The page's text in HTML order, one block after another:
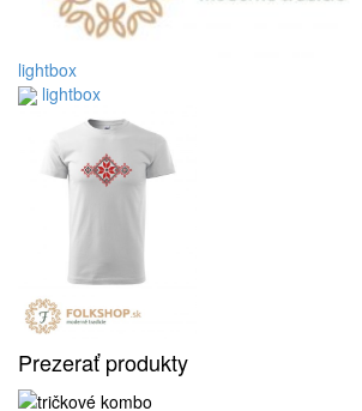
lightbox
lightbox
Prezerať produkty